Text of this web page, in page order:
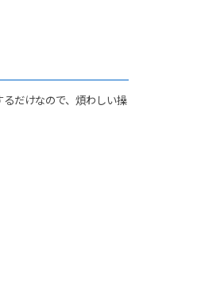
だけなので、煩わしい操